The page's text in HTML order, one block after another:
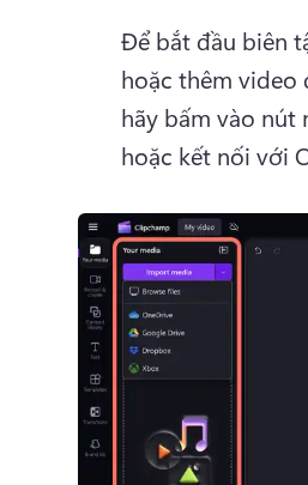
Để bắt đầu biên
hoặc thêm video
hãy bấm vào
hoặc kết nối với